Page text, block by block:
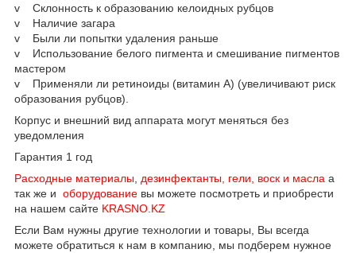
v Склонность к образованию келоидных рубцов
v Наличие загара
v Были ли попытки удаления раньше
v Использование белого пигмента и смешивание пигментов
мастером
v Применяли ли ретиноиды (витамин А) (увеличивают риск
образования рубцов).
Корпус и внешний вид аппарата могут меняться без
уведомления
Гарантия 1 год
Расходные материалы дезинфектанты, гели, воск и масла а
так же и оборудование вы можете посмотреть и приобрести
на нашем сайте KRASNO.KZ
Если Вам нужны другие технологии и товары, Вы всегда
можете обратиться к нам в компанию, мы подберем нужное